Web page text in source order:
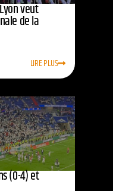
veut
de la
LIRE PLUS
(0-4) et